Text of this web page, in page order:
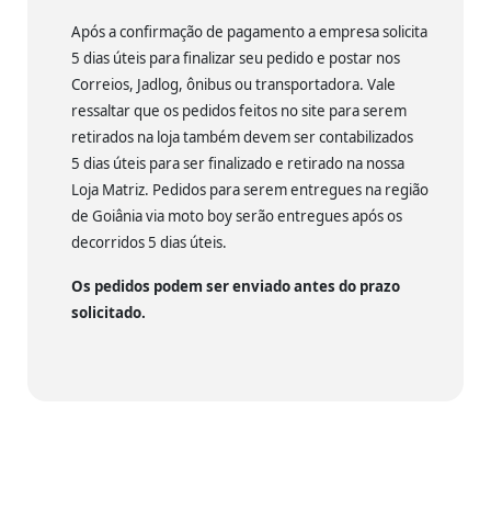
Após a confirmação de pagamento a empresa solicita
5 dias úteis para finalizar seu pedido e postar nos
Correios, Jadlog, ônibus ou transportadora. Vale
ressaltar que os pedidos feitos no site para serem
retirados na loja também devem ser contabilizados
5 dias úteis para ser finalizado e retirado na nossa
Loja Matriz. Pedidos para serem entregues na região
de Goiânia via moto boy serão entregues após os
decorridos 5 dias úteis.
Os pedidos podem ser enviado antes do prazo
solicitado.